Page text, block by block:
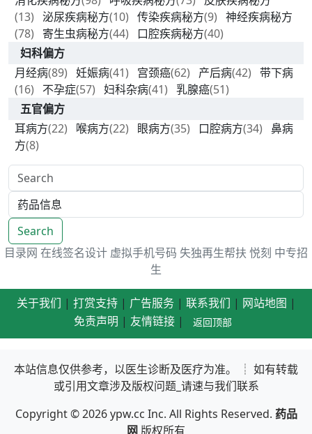
(13) 泌尿疾病秘方(10) 传染疾病秘方(9) 神经疾病秘方
(78)
寄生虫病秘方(44) 口腔疾病秘方(40)
妇科偏方
月经病(89) 妊娠病(41) 宫颈癌(62) 产后病(42) 带下病
(16)
不孕症(57) 妇科杂病(41) 乳腺癌(51)
五官偏方
耳病方(22) 喉病方(22) 眼病方(35) 口腔病方(34) 鼻病
方(8)
Search
目录网 在线签名设计 虚拟手机号码 失独再生帮扶 悦刻 中专招
生
关于我们 | 打赏支持| 广告服务| 联系我们 | 网站地图 |
免责声明 | 友情链接 | 返回顶部
本站信息仅供参考，以医生诊断及医疗为准。 ┊ 如有转载
或引用文章涉及版权问题_请速与我们联系
Copyright © 2026ypw.cc Inc. All Rights Reserved. 药品
网 版权所有